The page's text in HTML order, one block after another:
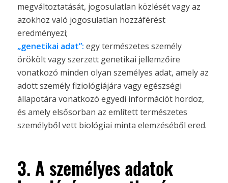
megváltoztatását, jogosulatlan közlését vagy az
azokhoz való jogosulatlan hozzáférést
eredményezi;
„genetikai adat”: egy természetes személy
örökölt vagy szerzett genetikai jellemzőire
vonatkozó minden olyan személyes adat, amely az
adott személy fiziológiájára vagy egészségi
állapotára vonatkozó egyedi információt hordoz,
és amely elsősorban az említett természetes
személyből vett biológiai minta elemzéséből ered.
3. A személyes adatok